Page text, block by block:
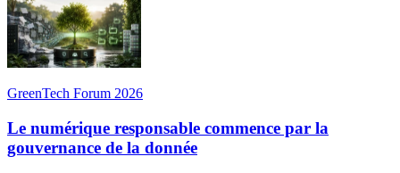
GreenTech Forum 2026
Le numérique responsable commence par la
gouvernance de la donnée